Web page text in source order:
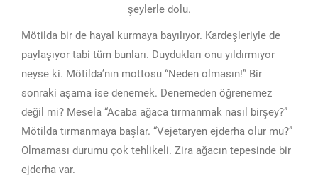
şeylerle dolu.
Mötilda bir de hayal kurmaya bayılıyor. Kardeşleriyle de
paylaşıyor tabi tüm bunları. Duydukları onu yıldırmıyor
neyse ki. Mötilda’nın mottosu “Neden olmasın!” Bir
sonraki aşama ise denemek. Denemeden öğrenemez
değil mi? Mesela “Acaba ağaca tırmanmak nasıl birşey?”
Mötilda tırmanmaya başlar. “Vejetaryen ejderha olur mu?”
Olmaması durumu çok tehlikeli. Zira ağacın tepesinde bir
ejderha var.